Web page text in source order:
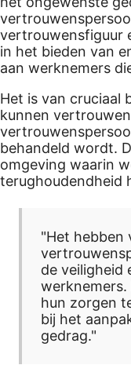
vertrouwensfiguur
in het bieden van
aan werknemers
Het is van cruciaal
kunnen
behandeld wordt.
omgeving waarin
terughoudendheid
"Het hebben
de veiligheid
hun zorgen
bij het
gedrag."